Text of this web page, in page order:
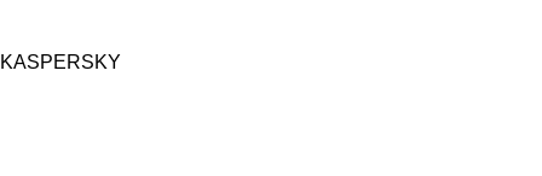
KASPERSKY